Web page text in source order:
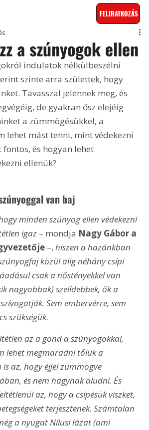
FELIRATKOZÁS
a szúnyogok ellen
indulatok nélkülbeszélni
szinte arra születtek, hogy
Tavasszal jelennek meg, és
de gyakran ősz elejéig
a zümmögésükkel, a
lehet mást tenni, mint védekezni
és hogyan lehet
ellenük?
van baj
minden szúnyog ellen védekezni
igaz – mondja Nagy Gábor a
–, hiszen a hazánkban
közül alig néhány csípi
csak a nőstényekkel van
nagyobbak) szelídebbek, ők a
Sem embervérre, sem
szükségük.
az a gond a szúnyogokkal,
lehet megmaradni tőlük a
az, hogy éjjel zümmögve
és nem hagynak aludni. És
az, hogy a csípésük viszket,
terjesztenek. Számtalan
a nyugat Nílusi lázat (ami